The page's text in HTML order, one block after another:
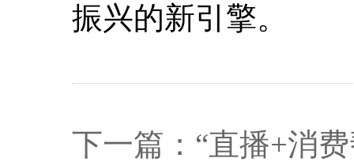
振兴的新引擎。
下一篇：“直播+消